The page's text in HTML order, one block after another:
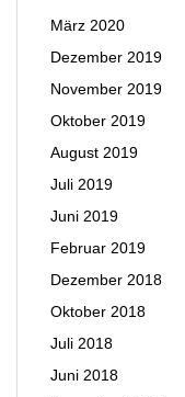
März 2020
Dezember 2019
November 2019
Oktober 2019
August 2019
Juli 2019
Juni 2019
Februar 2019
Dezember 2018
Oktober 2018
Juli 2018
Juni 2018